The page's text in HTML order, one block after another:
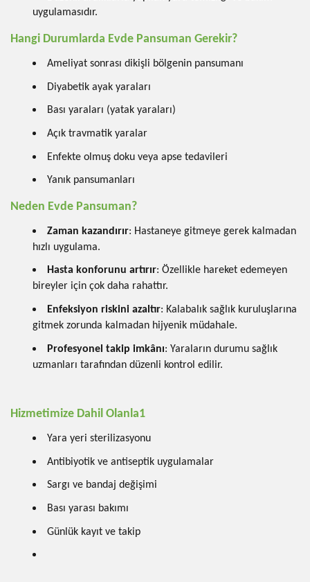
uygulamasıdır.
Hangi Durumlarda Evde Pansuman Gerekir?
Ameliyat sonrası dikişli bölgenin pansumanı
Diyabetik ayak yaraları
Bası yaraları (yatak yaraları)
Açık travmatik yaralar
Enfekte olmuş doku veya apse tedavileri
Yanık pansumanları
Neden Evde Pansuman?
Zaman kazandırır: Hastaneye gitmeye gerek kalmadan
hızlı uygulama.
Hasta konforunu artırır: Özellikle hareket edemeyen
bireyler için çok daha rahattır.
Enfeksiyon riskini azaltır: Kalabalık sağlık kuruluşlarına
gitmek zorunda kalmadan hijyenik müdahale.
Profesyonel takip imkânı: Yaraların durumu sağlık
uzmanları tarafından düzenli kontrol edilir.
Hizmetimize Dahil Olanla1
Yara yeri sterilizasyonu
Antibiyotik ve antiseptik uygulamalar
Sargı ve bandaj değişimi
Bası yarası bakımı
Günlük kayıt ve takip